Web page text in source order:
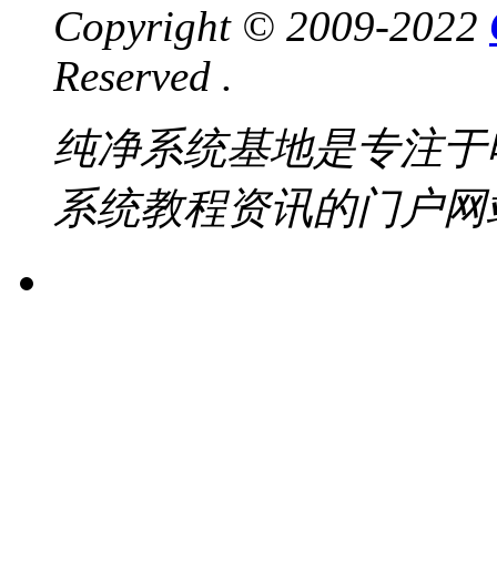
Copyright © 2009-2022
Reserved .
纯净系统基地是专注
系统教程资讯的门户